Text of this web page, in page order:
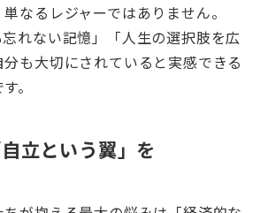
なるレジャーではありません。
忘れない記憶」「人生の選択肢を広
も大切にされていると実感できる
。
立という翼」を